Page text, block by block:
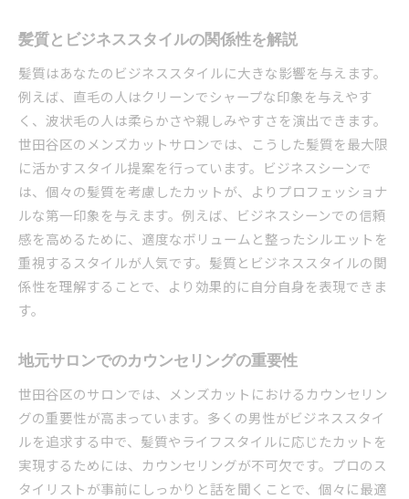
髪質とビジネススタイルの関係性を解説
髪質はあなたのビジネススタイルに大きな影響を与えます。
例えば、直毛の人はクリーンでシャープな印象を与えやす
く、波状毛の人は柔らかさや親しみやすさを演出できます。
世田谷区のメンズカットサロンでは、こうした髪質を最大限
に活かすスタイル提案を行っています。ビジネスシーンで
は、個々の髪質を考慮したカットが、よりプロフェッショナ
ルな第一印象を与えます。例えば、ビジネスシーンでの信頼
感を高めるために、適度なボリュームと整ったシルエットを
重視するスタイルが人気です。髪質とビジネススタイルの関
係性を理解することで、より効果的に自分自身を表現できま
す。
地元サロンでのカウンセリングの重要性
世田谷区のサロンでは、メンズカットにおけるカウンセリン
グの重要性が高まっています。多くの男性がビジネススタイ
ルを追求する中で、髪質やライフスタイルに応じたカットを
実現するためには、カウンセリングが不可欠です。プロのス
タイリストが事前にしっかりと話を聞くことで、個々に最適